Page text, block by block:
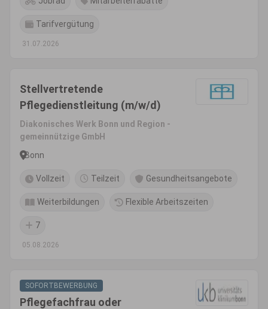
Tarifvergütung
31.07.2026
Stellvertretende
Pflegedienstleitung (m/w/d)
Diakonisches Werk Bonn und Region -
gemeinnützige GmbH
Bonn
Vollzeit Teilzeit Gesundheitsangebote
Weiterbildungen Flexible Arbeitszeiten
7
05.08.2026
SOFORTBEWERBUNG
Pflegefachfrau oder